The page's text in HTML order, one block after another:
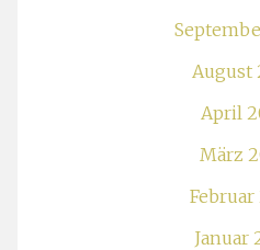
August
April
März
Februar
Januar